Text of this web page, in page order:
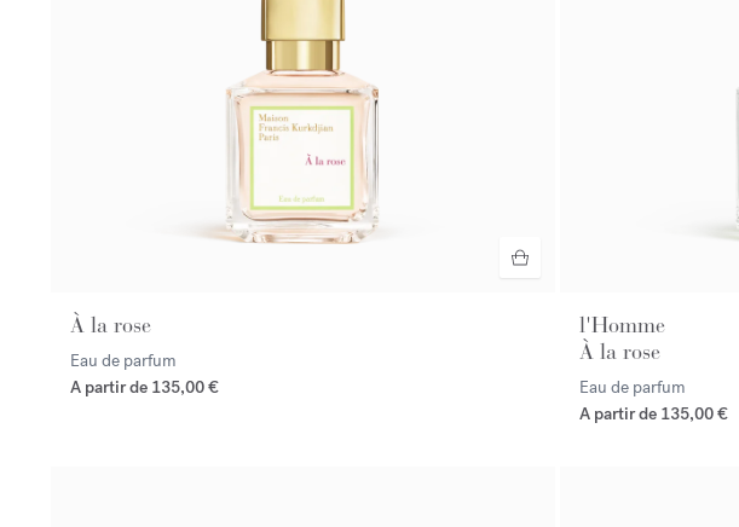
À la rose
Eau de parfum
A partir de 135,00 €
l'Homme
À la rose
Eau de parfum
A partir de 135,00 €